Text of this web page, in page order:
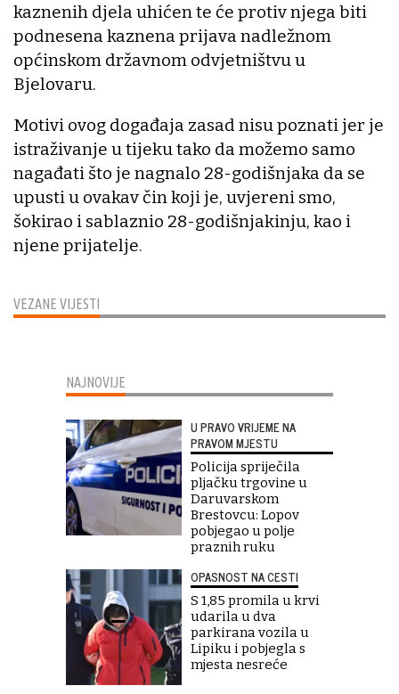
VEZANE VIJESTI
kaznenih djela uhićen te će protiv njega biti
podnesena kaznena prijava nadležnom
općinskom državnom odvjetništvu u
Bjelovaru.
Motivi ovog događaja zasad nisu poznati jer je
istraživanje u tijeku tako da možemo samo
nagađati što je nagnalo 28-godišnjaka da se
upusti u ovakav čin koji je, uvjereni smo,
šokirao i sablaznio 28-godišnjakinju, kao i
njene prijatelje.
NAJNOVIJE
U PRAVO VRIJEME NA
PRAVOM MJESTU
Policija spriječila
pljačku trgovine u
Daruvarskom
Brestovcu: Lopov
pobjegao u polje
praznih ruku
OPASNOST NA CESTI
S 1,85 promila u krvi
udarila u dva
parkirana vozila u
Lipiku i pobjegla s
mjesta nesreće